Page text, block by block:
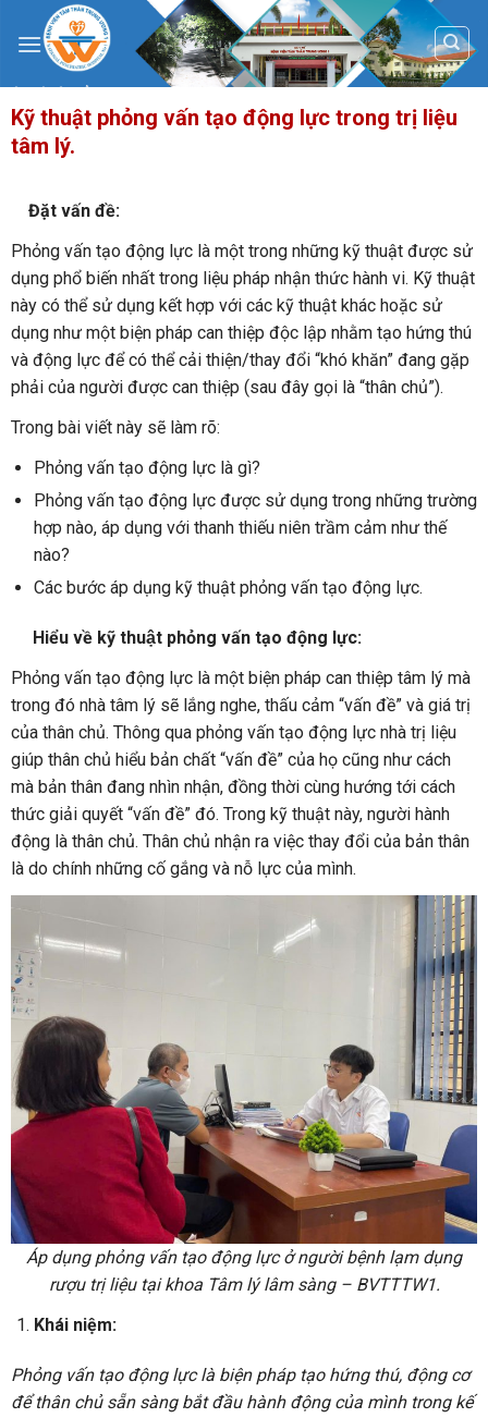
content
Kỹ thuật phỏng vấn tạo động lực trong trị liệu
tâm lý.
Đặt vấn đề:
Phỏng vấn tạo động lực là một trong những kỹ thuật được sử
dụng phổ biến nhất trong liệu pháp nhận thức hành vi. Kỹ thuật
này có thể sử dụng kết hợp với các kỹ thuật khác hoặc sử
dụng như một biện pháp can thiệp độc lập nhằm tạo hứng thú
và động lực để có thể cải thiện/thay đổi “khó khăn” đang gặp
phải của người được can thiệp (sau đây gọi là “thân chủ”).
Trong bài viết này sẽ làm rõ:
Phỏng vấn tạo động lực là gì?
Phỏng vấn tạo động lực được sử dụng trong những trường
hợp nào, áp dụng với thanh thiếu niên trầm cảm như thế
nào?
Các bước áp dụng kỹ thuật phỏng vấn tạo động lực.
Hiểu về kỹ thuật phỏng vấn tạo động lực:
Phỏng vấn tạo động lực là một biện pháp can thiệp tâm lý mà
trong đó nhà tâm lý sẽ lắng nghe, thấu cảm “vấn đề” và giá trị
của thân chủ. Thông qua phỏng vấn tạo động lực nhà trị liệu
giúp thân chủ hiểu bản chất “vấn đề” của họ cũng như cách
mà bản thân đang nhìn nhận, đồng thời cùng hướng tới cách
thức giải quyết “vấn đề” đó. Trong kỹ thuật này, người hành
động là thân chủ. Thân chủ nhận ra việc thay đổi của bản thân
là do chính những cố gắng và nỗ lực của mình.
Áp dụng phỏng vấn tạo động lực ở người bệnh lạm dụng
rượu trị liệu tại khoa Tâm lý lâm sàng – BVTTTW1.
Khái niệm:
Phỏng vấn tạo động lực là biện pháp tạo hứng thú, động cơ
để thân chủ sẵn sàng bắt đầu hành động của mình trong kế